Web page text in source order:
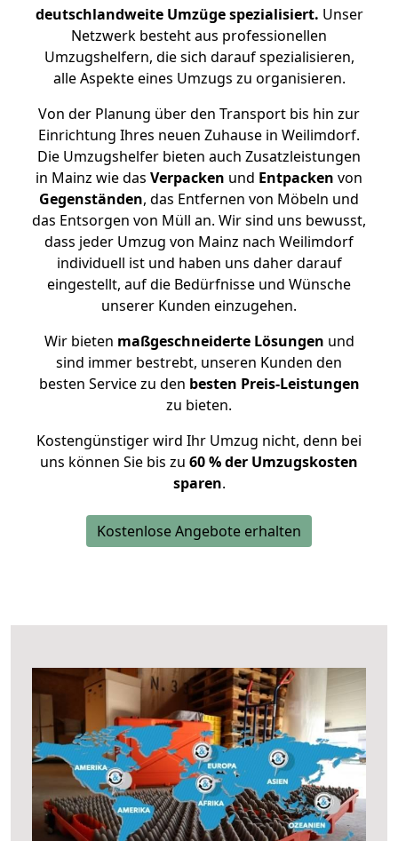
deutschlandweite Umzüge spezialisiert. Unser
Netzwerk besteht aus professionellen
Umzugshelfern, die sich darauf spezialisieren,
alle Aspekte eines Umzugs zu organisieren.
Von der Planung über den Transport bis hin zur
Einrichtung Ihres neuen Zuhause in Weilimdorf.
Die Umzugshelfer bieten auch Zusatzleistungen
in Mainz wie das Verpacken und Entpacken von
Gegenständen, das Entfernen von Möbeln und
das Entsorgen von Müll an. Wir sind uns bewusst,
dass jeder Umzug von Mainz nach Weilimdorf
individuell ist und haben uns daher darauf
eingestellt, auf die Bedürfnisse und Wünsche
unserer Kunden einzugehen.
Wir bieten maßgeschneiderte Lösungen und
sind immer bestrebt, unseren Kunden den
besten Service zu den besten Preis-Leistungen
zu bieten.
Kostengünstiger wird Ihr Umzug nicht, denn bei
uns können Sie bis zu 60 % der Umzugskosten
sparen.
Kostenlose Angebote erhalten